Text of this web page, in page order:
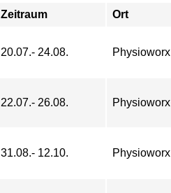
Zeitraum Ort
20.07.- 24.08. Physioworx
22.07.- 26.08. Physioworx
31.08.- 12.10. Physioworx